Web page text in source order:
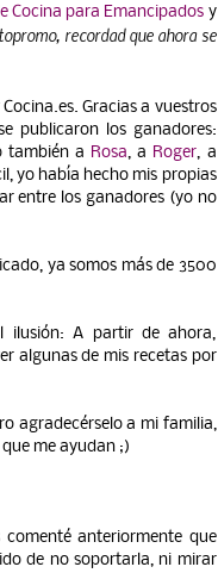
Cocina para Emancipados y
recordad que ahora se
Gracias a vuestros
publicaron los ganadores:
también a Rosa, a Roger, a
yo había hecho mis propias
entre los ganadores (yo no
ya somos más de 3500
ilusión: A partir de ahora,
algunas de mis recetas por
agradecérselo a mi familia,
me ayudan ;)
anteriormente que
de no soportarla, ni mirar